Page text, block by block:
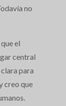
no
el
central
para
creo que